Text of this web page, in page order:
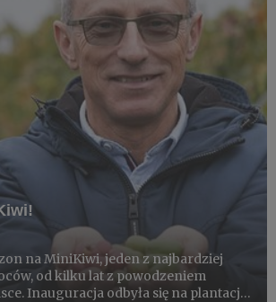
na MiniKiwi, jeden z najbardziej
od kilku lat z powodzeniem
Inauguracja odbyła się na plantacji